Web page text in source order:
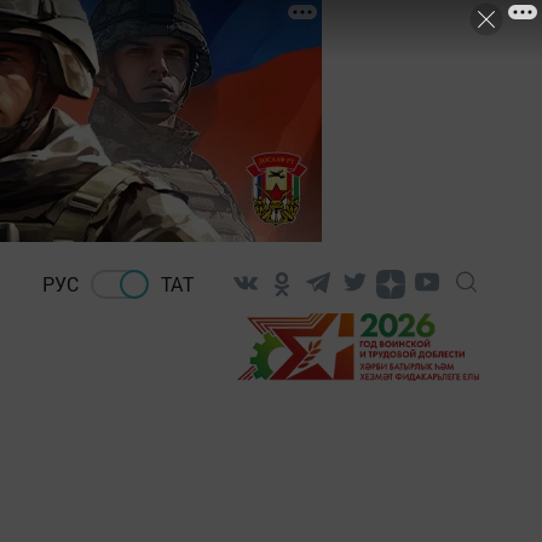
РУС ТАТ